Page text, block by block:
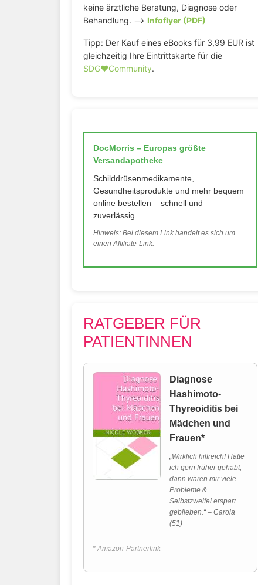
keine ärztliche Beratung, Diagnose oder
Behandlung. –> Infoflyer (PDF)
Tipp: Der Kauf eines eBooks für 3,99 EUR ist
gleichzeitig Ihre Eintrittskarte für die
SDG♥️Community.
DocMorris – Europas größte
Versandapotheke
Schilddrüsenmedikamente,
Gesundheitsprodukte und mehr bequem
online bestellen – schnell und
zuverlässig.
Hinweis: Bei diesem Link handelt es sich um
einen Affiliate-Link.
RATGEBER FÜR
PATIENTINNEN
Diagnose
Hashimoto-
Thyreoiditis bei
Mädchen und
Frauen*
„Wirklich hilfreich! Hätte
ich gern früher gehabt,
dann wären mir viele
Probleme &
Selbstzweifel erspart
geblieben.“ – Carola
(51)
* Amazon-Partnerlink